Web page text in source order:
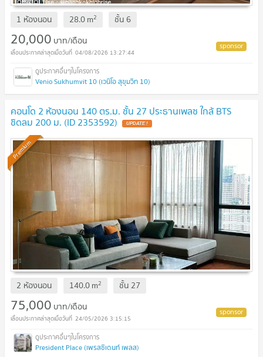
1 ห้องนอน 28.0m2 ชั้น 6
20,000 บาท/เดือน
04/08/2026 13:27:44
Venio Sukhumvit 10 (เวนิโอ สุขุมวิท 10)
คอนโด 2 ห้องนอน 140 ตร.ม. ชั้น 27 ประธานเพลซ ใกล้ BTS
ชิดลม 200 ม. (ID 2353592) UPDATE !
Premium
2 ห้องนอน 140.0m2 ชั้น 27
75,000 บาท/เดือน
24/05/2026 3:15:15
President Place (เพรสซิเดนท์ เพลส)